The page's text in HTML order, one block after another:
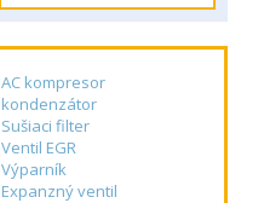
AC kompresor
kondenzátor
Sušiaci filter
Ventil EGR
Výparník
Expanzný ventil